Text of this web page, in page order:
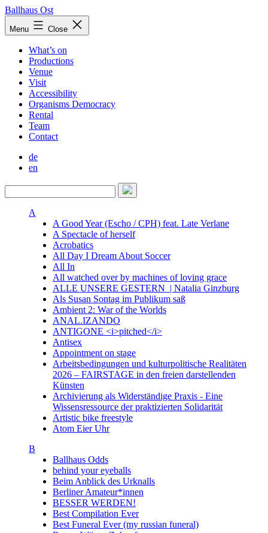
Skip
to
content
Ballhaus Ost
Ballhaus
Ost
Menu Close
What’s on
Productions
Venue
Visit
Accessibility
Organisms Democracy
Rental
Team
Contact
de
en
A
A Good Year (Escho / CPH) feat. Late Verlane
A Spectacle of herself
Acrobatics
All Day I Dream About Soccer
All In
All watched over by machines of loving grace
ALLE UNSERE GESTERN | Natalia Ginzburg
Als Susan Sontag im Publikum saß
Ambient 2: War of the Worlds
ANAL.IZANDO
ANTIGONE <i>pitched</i>
Antisex
Appointment on stage
Arbeitsbedingungen und kulturpolitische Realitäten
2026 – FAIRSTAGE in den freien darstellenden
Künsten
Archivierung als Widerständige Praxis - Eine
Wissensressource der praktizierten Solidarität
Artistic bike freestyle
Atom Eier Uhr
B
Ballhaus Odds
behind your eyeballs
Beim Anblick des Urknalls
Berliner Amateur*innen
BESSER WERDEN!
Best Compilation Ever
Best Funeral Ever (my russian funeral)